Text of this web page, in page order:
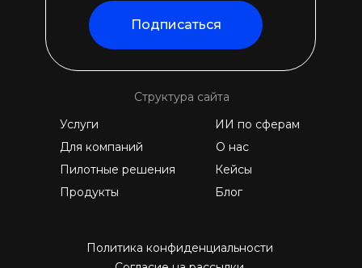
Политика конфиденциальности
Подписаться
Блог
Продукты
Для компаний
ИИ по сферам
Пилотные решения
Услуги
Кейсы
О нас
Структура сайта